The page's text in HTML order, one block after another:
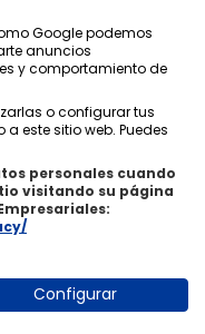
Aviso Legal
ixigo
reservados.
Google podemos
anuncios
y comportamiento de
o configurar tus
este sitio web. Puedes
personales cuando
visitando su página
Configurar